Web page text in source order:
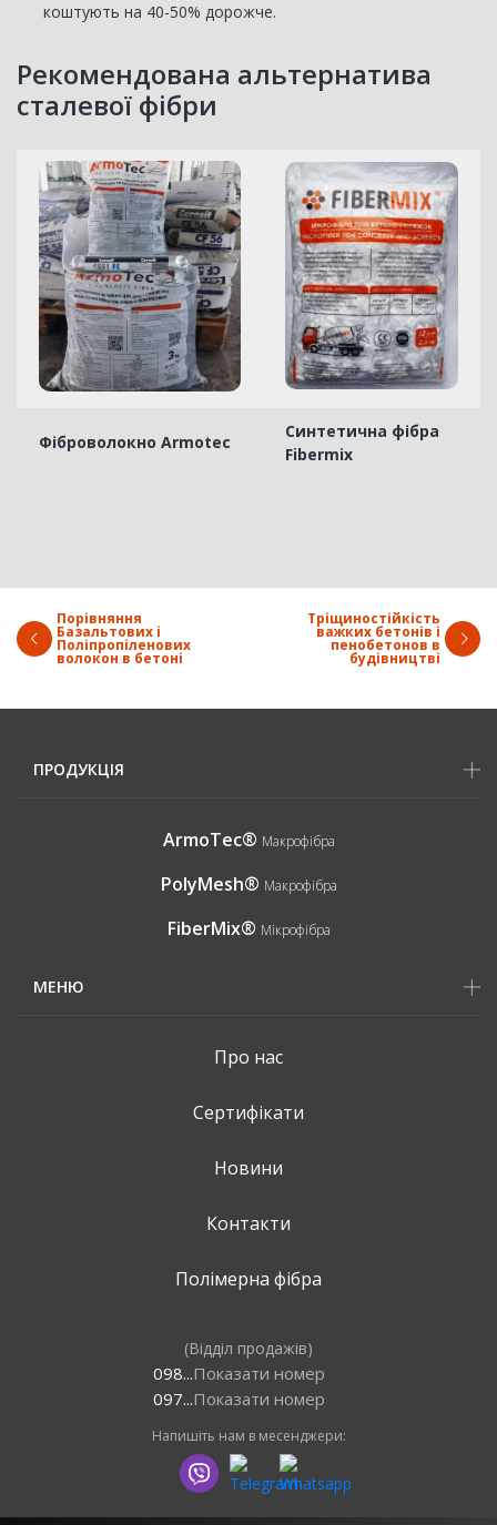
коштують на 40-50% дорожче.
Рекомендована альтернатива
сталевої фібри
Фіброволокно Armotec
Синтетична фібра
Fibermix
Порівняння
Базальтових і
Поліпропіленових
волокон в бетоні
Тріщиностійкість
важких бетонів і
пенобетонов в
будівництві
ПРОДУКЦІЯ
ArmoTec® Макрофібра
PolyMesh® Макрофібра
FiberMix® Мікрофібра
МЕНЮ
Про нас
Сертифікати
Новини
Контакти
Полімерна фібра
098...Показати номер
097...Показати номер
(Відділ продажів)
Напишіть нам в месенджери: